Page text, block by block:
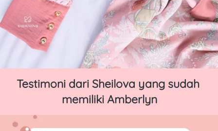
Testimoni dari Sheilova yang sudah
memiliki Amberlyn